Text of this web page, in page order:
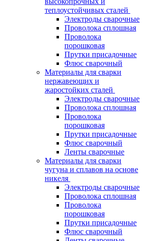
теплоустойчивых сталей
Электроды сварочные
Проволока сплошная
Проволока
порошковая
Прутки присадочные
Флюс сварочный
Материалы для сварки
нержавеющих и
жаростойких сталей
Электроды сварочные
Проволока сплошная
Проволока
порошковая
Прутки присадочные
Флюс сварочный
Ленты сварочные
Материалы для сварки
чугуна и сплавов на основе
никеля
Электроды сварочные
Проволока сплошная
Проволока
порошковая
Прутки присадочные
Флюс сварочный